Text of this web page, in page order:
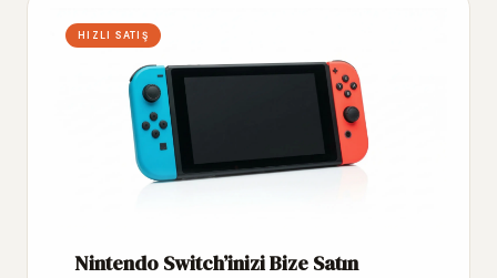
HIZLI SATIŞ
Nintendo Switch’inizi Bize Satın